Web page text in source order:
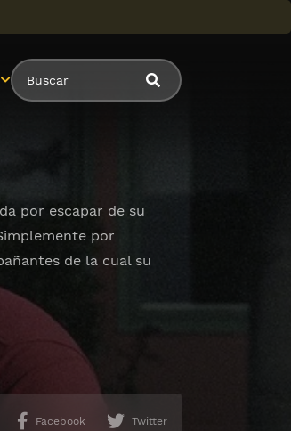
por escapar de su
por
de la cual su
Facebook Twitter